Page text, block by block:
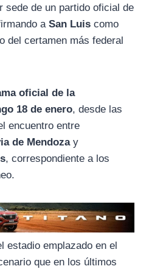
sede de un partido oficial de
a San Luis como
del certamen más federal
oficial de la
18 de enero, desde las
encuentro entre
de Mendozay
, correspondiente a los
estadio emplazado en el
que en los últimos